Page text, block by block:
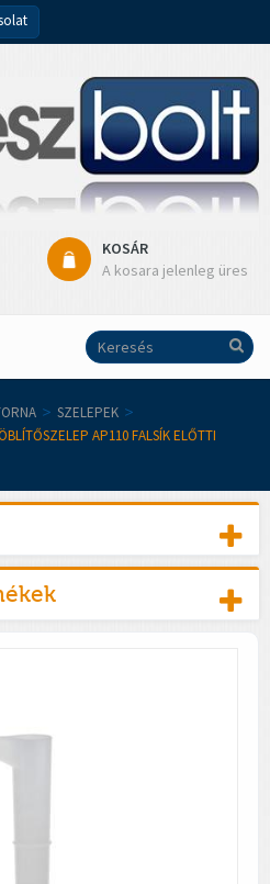
KOSÁR
A kosara jelenleg üres
> SZELEPEK >
AP110 FALSÍK ELŐTTI